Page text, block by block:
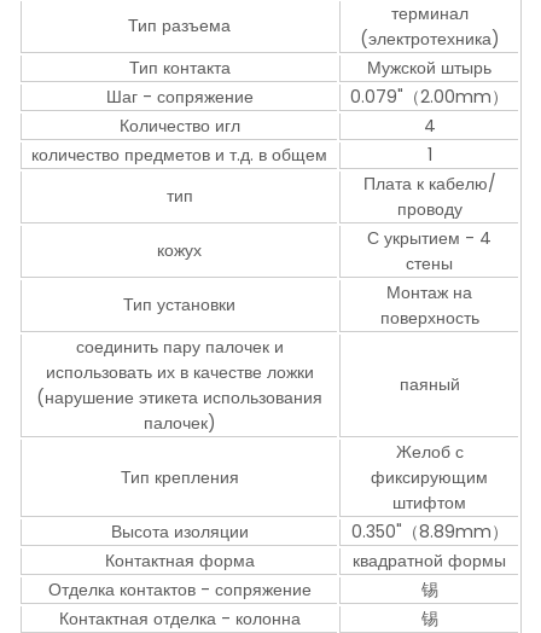
Тип разъема
терминал
(электротехника)
Тип контакта
Мужской штырь
Шаг - сопряжение
0.079"（2.00mm）
Количество игл
4
количество предметов и т.д. в общем
1
тип
Плата к кабелю/
проводу
кожух
С укрытием - 4
стены
Тип установки
Монтаж на
поверхность
соединить пару палочек и
использовать их в качестве ложки
(нарушение этикета использования
палочек)
паяный
Тип крепления
Желоб с
фиксирующим
штифтом
Высота изоляции
0.350"（8.89mm）
Контактная форма
квадратной формы
Отделка контактов - сопряжение
锡
Контактная отделка - колонна
锡